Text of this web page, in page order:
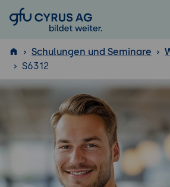
GFU Cyrus AG
ISTQB
Schulungen und Seminare
S6312